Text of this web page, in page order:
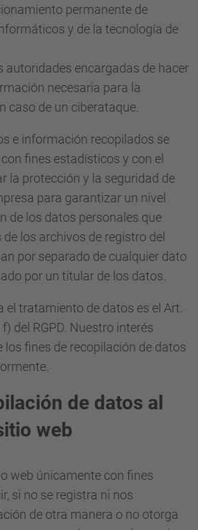
permanente de
y de la tecnología de
autoridades encargadas de hacer
necesaria para la
caso de un ciberataque.
e información recopilados se
fines estadísticos y con el
la protección y la seguridad de
para garantizar un nivel
de los datos personales que
los archivos de registro del
por separado de cualquier dato
por un titular de los datos.
el tratamiento de datos es el Art.
del RGPD. Nuestro interés
los fines de recopilación de datos
de datos al
web
web únicamente con fines
si no se registra ni nos
de otra manera o no otorga